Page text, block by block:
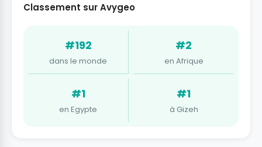
Classement sur Avygeo
#192
dans le monde
#2
en Afrique
#1
en Egypte
#1
à Gizeh